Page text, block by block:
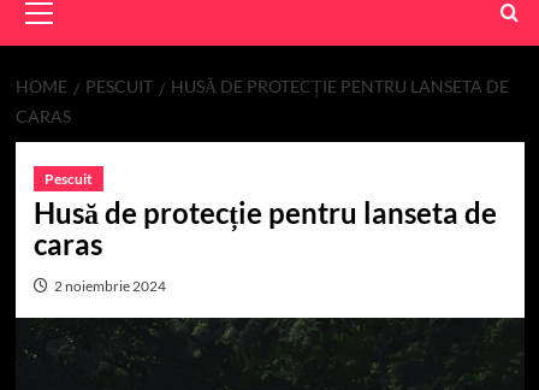
Menu
HOME PESCUIT
HUSĂ DE PROTECȚIE PENTRU LANSETA DE
CARAS
Pescuit
Husă de protecție pentru lanseta de
caras
2 noiembrie 2024